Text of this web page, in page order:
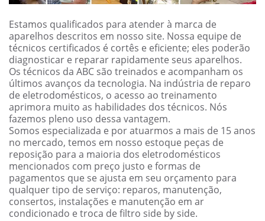
Estamos qualificados para atender à marca de
aparelhos descritos em nosso site. Nossa equipe de
técnicos certificados é cortês e eficiente; eles poderão
diagnosticar e reparar rapidamente seus aparelhos.
Os técnicos da ABC são treinados e acompanham os
últimos avanços da tecnologia. Na indústria de reparo
de eletrodomésticos, o acesso ao treinamento
aprimora muito as habilidades dos técnicos. Nós
fazemos pleno uso dessa vantagem.
Somos especializada e por atuarmos a mais de 15 anos
no mercado, temos em nosso estoque peças de
reposição para a maioria dos eletrodomésticos
mencionados com preço justo e formas de
pagamentos que se ajusta em seu orçamento para
qualquer tipo de serviço: reparos, manutenção,
consertos, instalações e manutenção em ar
condicionado e troca de filtro side by side.